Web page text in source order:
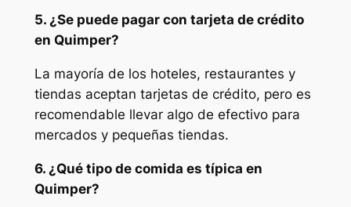
5. ¿Se puede pagar con tarjeta de crédito
en Quimper?
La mayoría de los hoteles, restaurantes y
tiendas aceptan tarjetas de crédito, pero es
recomendable llevar algo de efectivo para
mercados y pequeñas tiendas.
6. ¿Qué tipo de comida es típica en
Quimper?